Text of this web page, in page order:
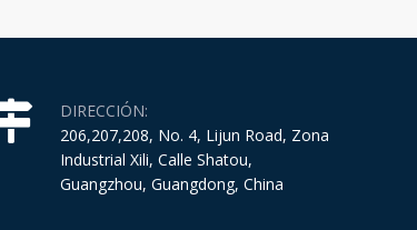
DIRECCIÓN:
206,207,208, No. 4, Lijun Road, Zona
Industrial Xili, Calle Shatou,
Guangzhou, Guangdong, China